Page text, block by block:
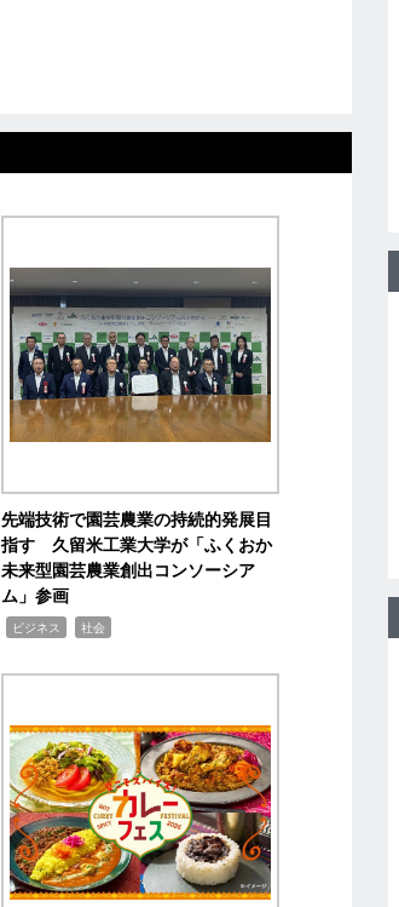
先端技術で園芸農業の持続的発展目
指す 久留米工業大学が「ふくおか
未来型園芸農業創出コンソーシア
ム」参画
ビジネス 社会